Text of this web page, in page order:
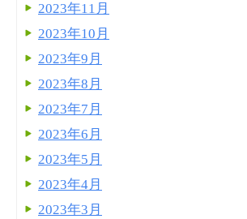
2023年11月
2023年10月
2023年9月
2023年8月
2023年7月
2023年6月
2023年5月
2023年4月
2023年3月